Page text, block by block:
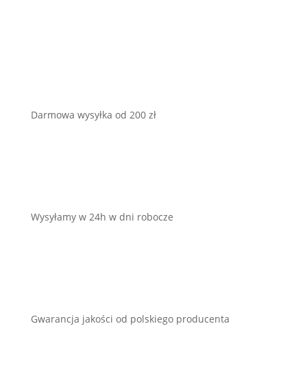
Darmowa wysyłka od 200 zł
Wysyłamy w 24h w dni robocze
Gwarancja jakości od polskiego producenta